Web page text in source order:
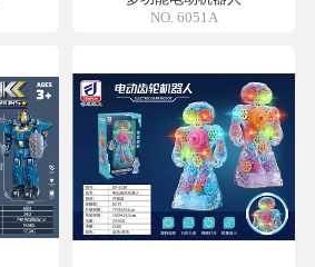
NO. 6051A